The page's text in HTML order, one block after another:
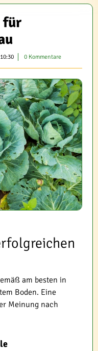
für
0 Kommentare
am besten in
Boden. Eine
Meinung nach